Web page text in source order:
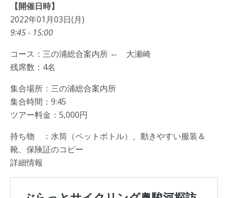
【開催日時】
2022年01月03日(月)
9:45 - 15:00
コース：三の浦総合案内所 ⇔ 大瀬崎
残席数：4名
集合場所：三の浦総合案内所
集合時間：9:45
ツアー料金：5,000円
持ち物 ：水筒（ペットボトル）、動きやすい服装＆
靴、保険証のコピー
詳細情報